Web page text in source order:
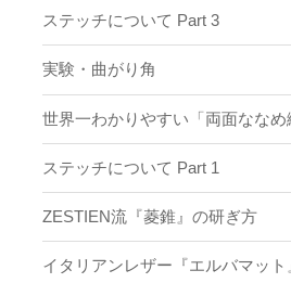
ステッチについて Part 3
実験・曲がり角
世界一わかりやすい「両面ななめ
ステッチについて Part 1
ZESTIEN流『菱錐』の研ぎ方
イタリアンレザー『エルバマット